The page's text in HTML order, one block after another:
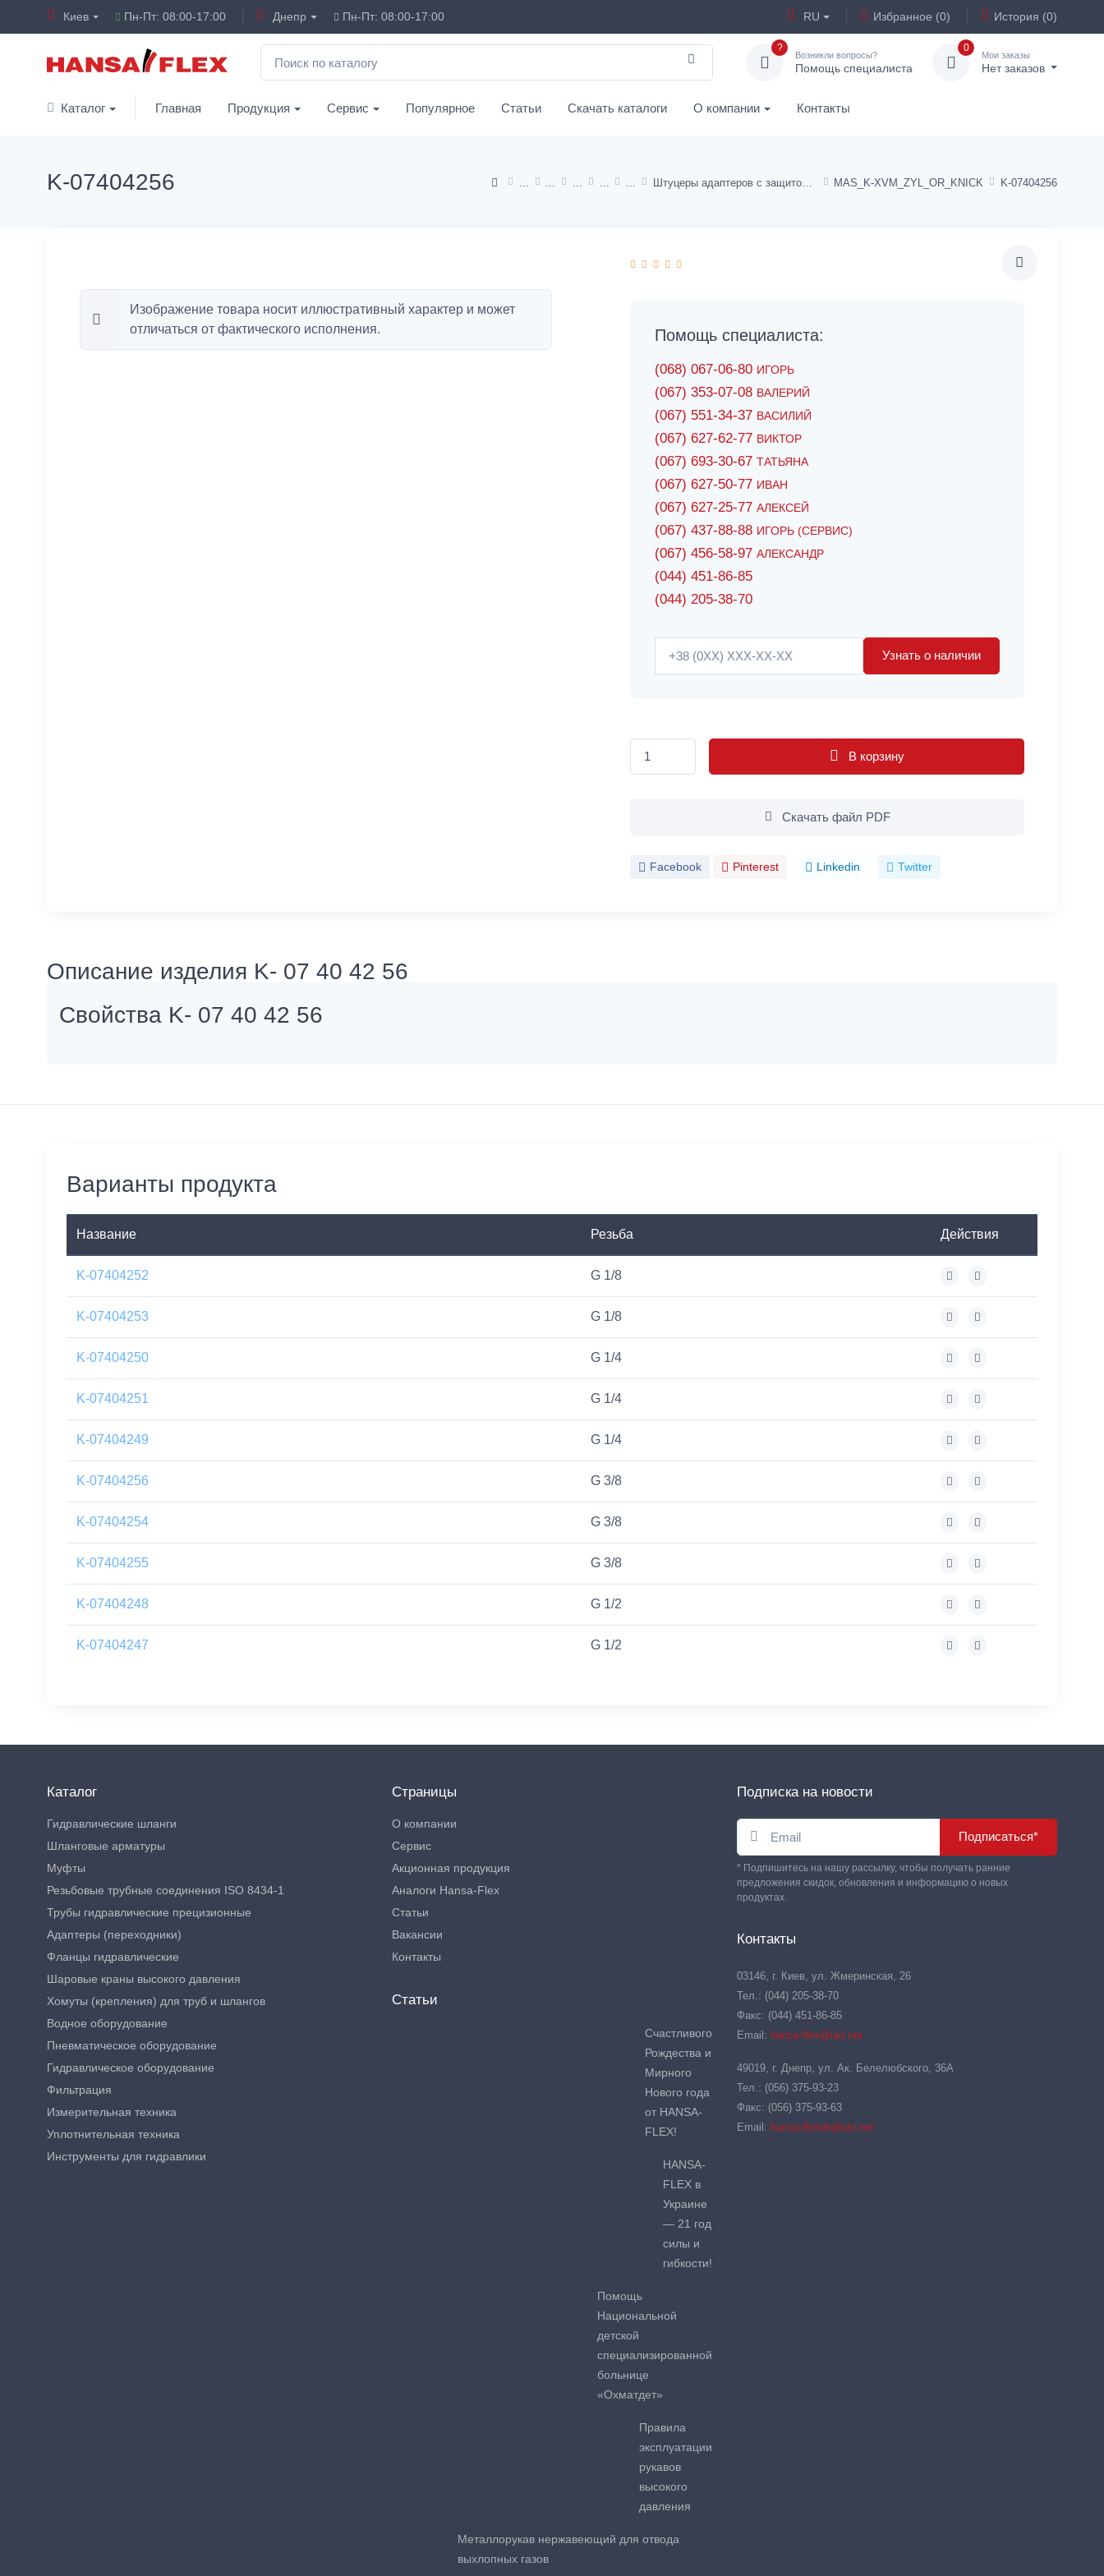
Киев Пн-Пт: 08:00-17:00 Днепр Пн-Пт: 08:00-17:00 RU Избранное (0) История (0)
?
Возникли вопросы?
Помощь специалиста
0
Мои заказы
Нет заказов
Каталог Главная Продукция Сервис Популярное Статьи Скачать каталоги О компании Контакты
Штуцеры адаптеров с защитой от перегиба - никелированная латунь MAS_K-XVM_ZYL_OR_KNICK K-07404256
K-07404256
Изображение товара носит иллюстративный характер и может
отличаться от фактического исполнения.
Помощь специалиста:
(068) 067-06-80 ИГОРЬ
(067) 353-07-08 ВАЛЕРИЙ
(067) 551-34-37 ВАСИЛИЙ
(067) 627-62-77 ВИКТОР
(067) 693-30-67 ТАТЬЯНА
(067) 627-50-77 ИВАН
(067) 627-25-77 АЛЕКСЕЙ
(067) 437-88-88 ИГОРЬ (СЕРВИС)
(067) 456-58-97 АЛЕКСАНДР
(044) 451-86-85
(044) 205-38-70
Узнать о наличии
В корзину
Скачать файл PDF
Facebook Pinterest Linkedin Twitter
Описание изделия K- 07 40 42 56
Свойства K- 07 40 42 56
Варианты продукта
Название Резьба Действия
K-07404252 G 1/8
K-07404253 G 1/8
K-07404250 G 1/4
K-07404251 G 1/4
K-07404249 G 1/4
K-07404256 G 3/8
K-07404254 G 3/8
K-07404255 G 3/8
K-07404248 G 1/2
K-07404247 G 1/2
Каталог
Гидравлические шланги
Шланговые арматуры
Муфты
Резьбовые трубные соединения ISO 8434-1
Трубы гидравлические прецизионные
Адаптеры (переходники)
Фланцы гидравлические
Шаровые краны высокого давления
Хомуты (крепления) для труб и шлангов
Водное оборудование
Пневматическое оборудование
Гидравлическое оборудование
Фильтрация
Измерительная техника
Уплотнительная техника
Инструменты для гидравлики
Страницы
О компании
Сервис
Акционная продукция
Аналоги Hansa-Flex
Статьи
Вакансии
Контакты
Статьи
Счастливого
Рождества и
Мирного
Нового года
от HANSA-
FLEX!
HANSA-
FLEX в
Украине
— 21 год
силы и
гибкости!
Помощь
Национальной
детской
специализированной
больнице
«Охматдет»
Правила
эксплуатации
рукавов
высокого
давления
Металлорукав нержавеющий для отвода
выхлопных газов
Подписка на новости
Подписаться*
* Подпишитесь на нашу рассылку, чтобы получать ранние
предложения скидок, обновления и информацию о новых
продуктах.
Контакты
03146, г. Киев, ул. Жмеринская, 26
Тел.: (044) 205-38-70
Факс: (044) 451-86-85
Email: hansa-flex@ukr.net
49019, г. Днепр, ул. Ак. Белелюбского, 36А
Тел.: (056) 375-93-23
Факс: (056) 375-93-63
Email: hansa-flexdn@ukr.net